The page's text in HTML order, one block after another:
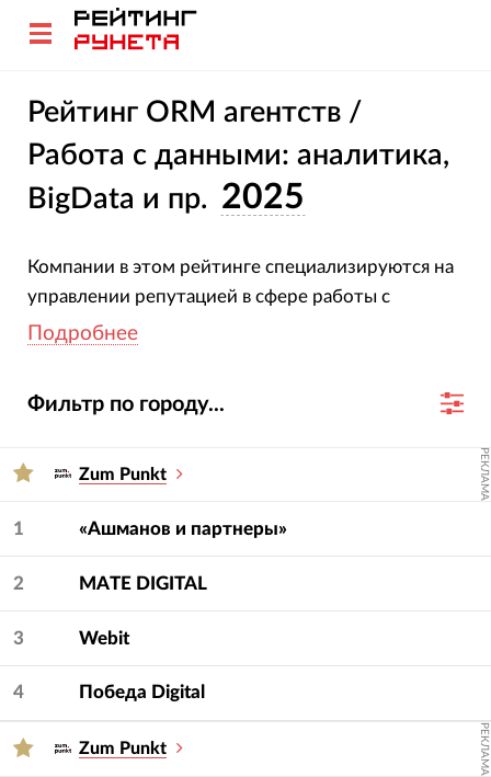
Рейтинг ORM агентств /
Работа с данными: аналитика,
BigData и пр. 2025
Компании в этом рейтинге специализируются на
управлении репутацией в сфере работы с
данными. Все участники подтвердили свою
отраслевой экспертизы и достижений за 2023-
— услугу и сферу.
Подробнее
Фильтр по городу...
Zum Punkt РЕКЛАМА
1 «Ашманов и партнеры»
2 MATE DIGITAL
3 Webit
4 Победа Digital
Zum Punkt РЕКЛАМА